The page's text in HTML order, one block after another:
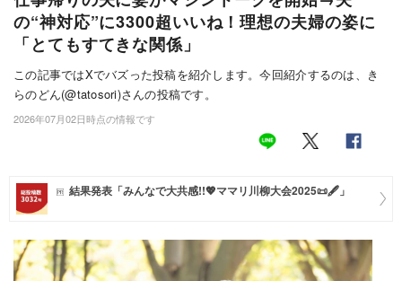
出産
赤ちゃん・育児
美容・ファッション
住まい
の“神対応”に3300超いいね！理想の夫婦の姿に
「とてもすてきな関係」
この記事ではXでバズった投稿を紹介します。今回紹介するのは、き
らのどん(@tatosori)さんの投稿です。
2026年07月02日時点の情報です
結果発表「みんなで大共感!!💖ママリ川柳大会2025📜🖋️」